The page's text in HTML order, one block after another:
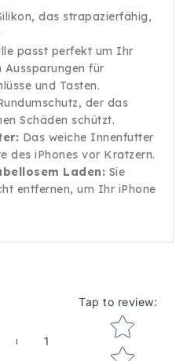
das strapazierfähig,
passt perfekt um Ihr
Aussparungen für
und Tasten.
der das
Schäden schützt.
Das weiche Innenfutter
des iPhones vor Kratzern.
Laden: Sie
entfernen, um Ihr iPhone
1
Tap to review:
Star rating